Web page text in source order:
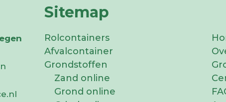
Sitemap
Rolcontainers
Afvalcontainer
Grondstoffen
Zand online
Grond online